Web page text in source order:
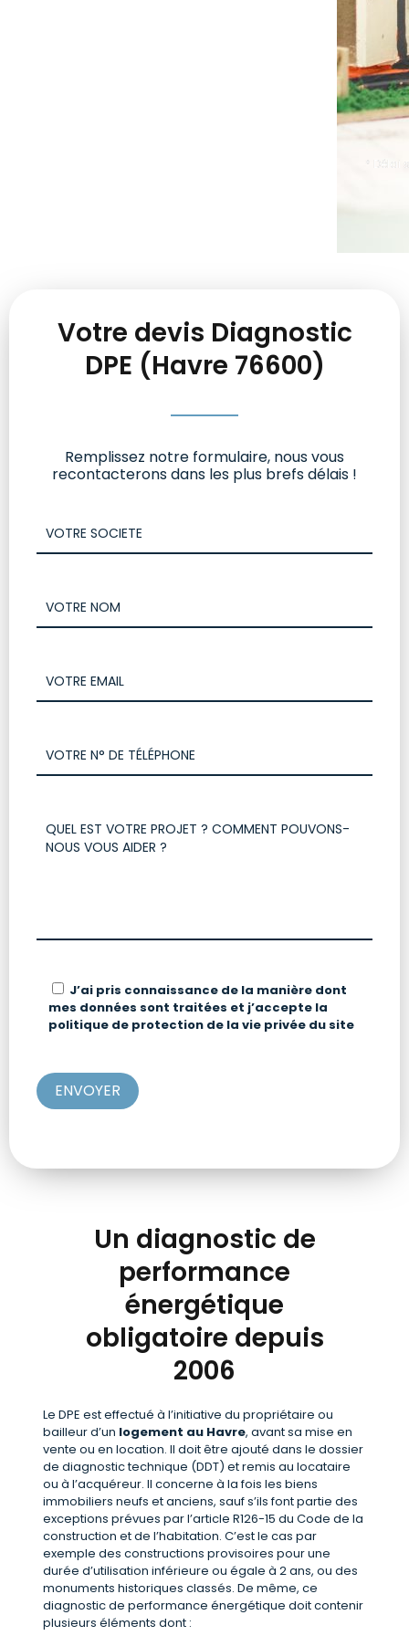
*
Votre devis Diagnostic
DPE (Havre 76600)
Remplissez notre formulaire, nous vous
recontacterons dans les plus brefs délais !
J’ai pris connaissance de la manière dont
mes données sont traitées et j’accepte la
politique de protection de la vie privée du site
Un diagnostic de
performance
énergétique
obligatoire depuis
2006
Le DPE est effectué à l’initiative du propriétaire ou
bailleur d’un logement au Havre, avant sa mise en
vente ou en location. Il doit être ajouté dans le dossier
de diagnostic technique (DDT) et remis au locataire
ou à l’acquéreur. Il concerne à la fois les biens
immobiliers neufs et anciens, sauf s’ils font partie des
exceptions prévues par l’article R126-15 du Code de la
construction et de l’habitation. C’est le cas par
exemple des constructions provisoires pour une
durée d’utilisation inférieure ou égale à 2 ans, ou des
monuments historiques classés. De même, ce
diagnostic de performance énergétique doit contenir
plusieurs éléments dont :